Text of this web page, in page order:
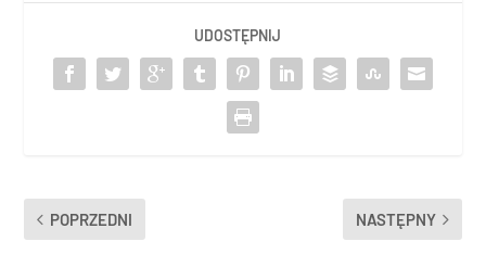
UDOSTĘPNIJ
POPRZEDNI NASTĘPNY